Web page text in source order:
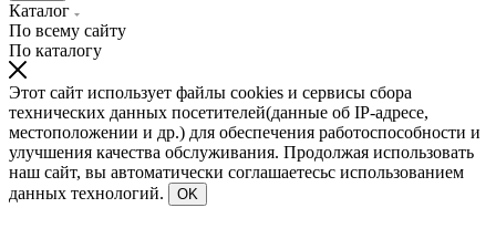
Каталог
По всему сайту
По каталогу
Этот сайт использует файлы cookies и сервисы сбора
технических данных посетителей(данные об IP-адресе,
местоположении и др.) для обеспечения работоспособности и
улучшения качества обслуживания. Продолжая использовать
наш сайт, вы автоматически соглашаетесьс использованием
данных технологий.
OK